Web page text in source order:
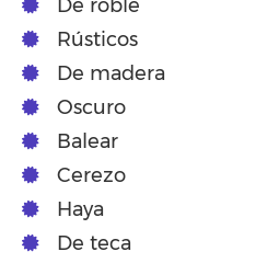
De roble
Rústicos
De madera
Oscuro
Balear
Cerezo
Haya
De teca